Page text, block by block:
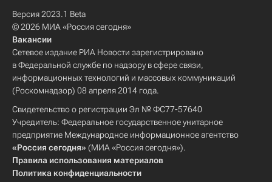
Версия 2023.1 Beta
© 2026 МИА «Россия сегодня»
Вакансии
Сетевое издание РИА Новости зарегистрировано
в Федеральной службе по надзору в сфере связи,
информационных технологий и массовых коммуникаций
(Роскомнадзор) 08 апреля 2014 года.
Свидетельство о регистрации Эл № ФС77-57640
Учредитель: Федеральное государственное унитарное
предприятие Международное информационное агентство
«Россия сегодня» (МИА «Россия сегодня»).
Правила использования материалов
Политика конфиденциальности